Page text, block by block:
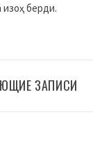
берди.
ЗАПИСИ